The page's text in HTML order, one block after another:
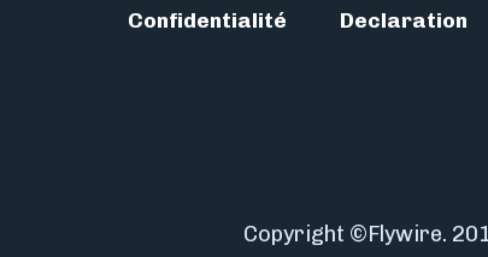
Confidentialité
Declaration
Copyright ©Flywire.